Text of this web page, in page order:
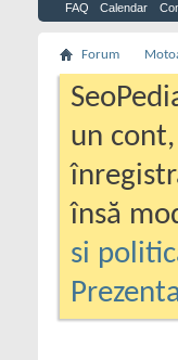
FAQ Calendar
Forum
un
însă
si